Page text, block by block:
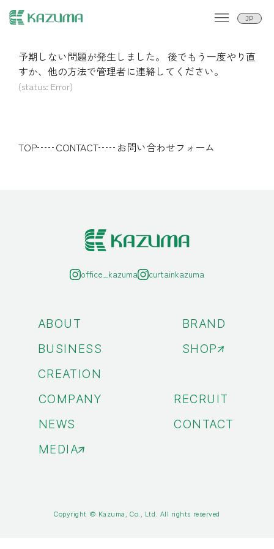
TOP CONTACT お問い合わせフォーム
予期しない問題が発生しました。 後でもう一度やり直
すか、他の方法で管理者に連絡してください。
(status: Error)
office_kazuma curtainkazuma
ABOUT
BUSINESS
CREATION
BRAND
SHOP
COMPANY
NEWS
MEDIA
RECRUIT
CONTACT
Copyright © Kazuma, Co., Ltd. All rights reserved